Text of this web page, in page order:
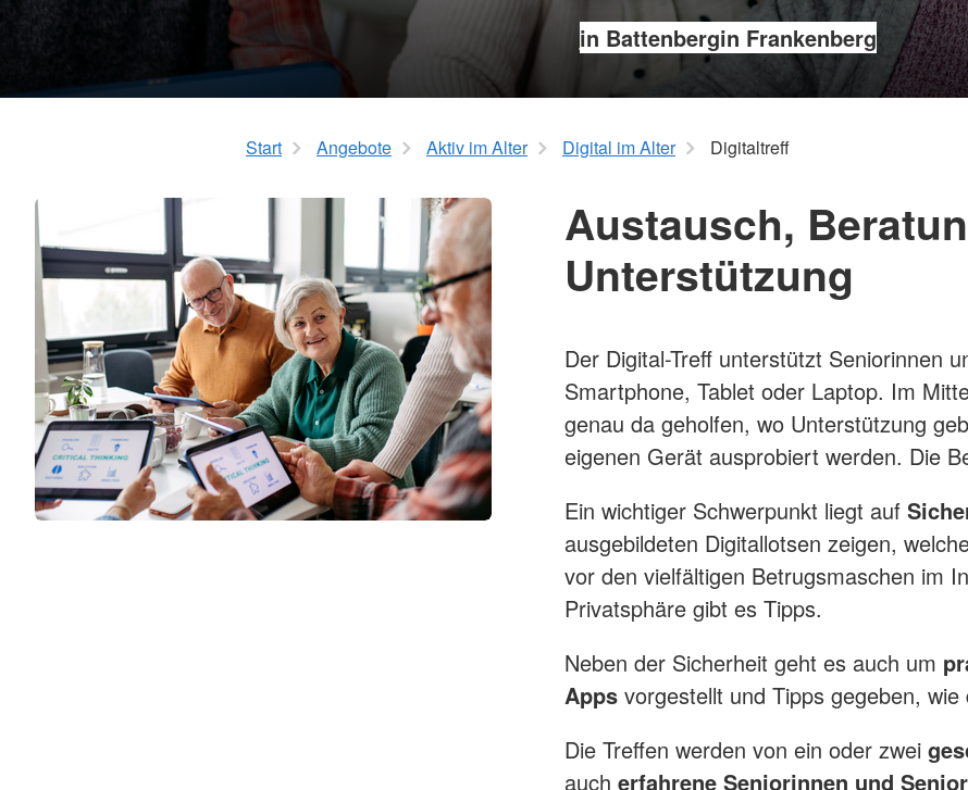
in Battenbergin Frankenberg
Start Angebote Aktiv im Alter Digital im Alter Digitaltreff
Austausch,
Unterstützung
Der Digital-Treff unterstützt Seniorinnen
Smartphone, Tablet oder Laptop. Im
genau da geholfen, wo Unterstützung
eigenen Gerät ausprobiert werden. Die
Ein wichtiger Schwerpunkt liegt auf
ausgebildeten Digitallotsen zeigen,
vor den vielfältigen Betrugsmaschen im
Privatsphäre gibt es Tipps.
Neben der Sicherheit geht es auch um
Apps vorgestellt und Tipps gegeben,
Die Treffen werden von ein oder zwei
aucherfahrene Seniorinnen und